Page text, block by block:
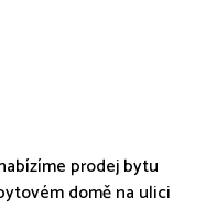
prodej bytu
domě na ulici